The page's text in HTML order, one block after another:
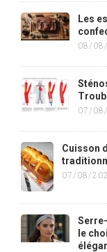
Les
08/
07/
Cuisson
07/08/
le